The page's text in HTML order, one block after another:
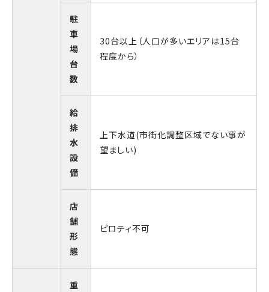
駐
車
場
台
数
30台以上（人口が多いエリアは15台
程度から）
給
排
水
設
備
上下水道(市街化調整区域でない事が
望ましい)
店
舗
形
態
ピロティ不可
重